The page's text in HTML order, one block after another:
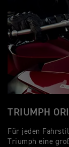
TRIUMPH
Für jeden
Triumph eine